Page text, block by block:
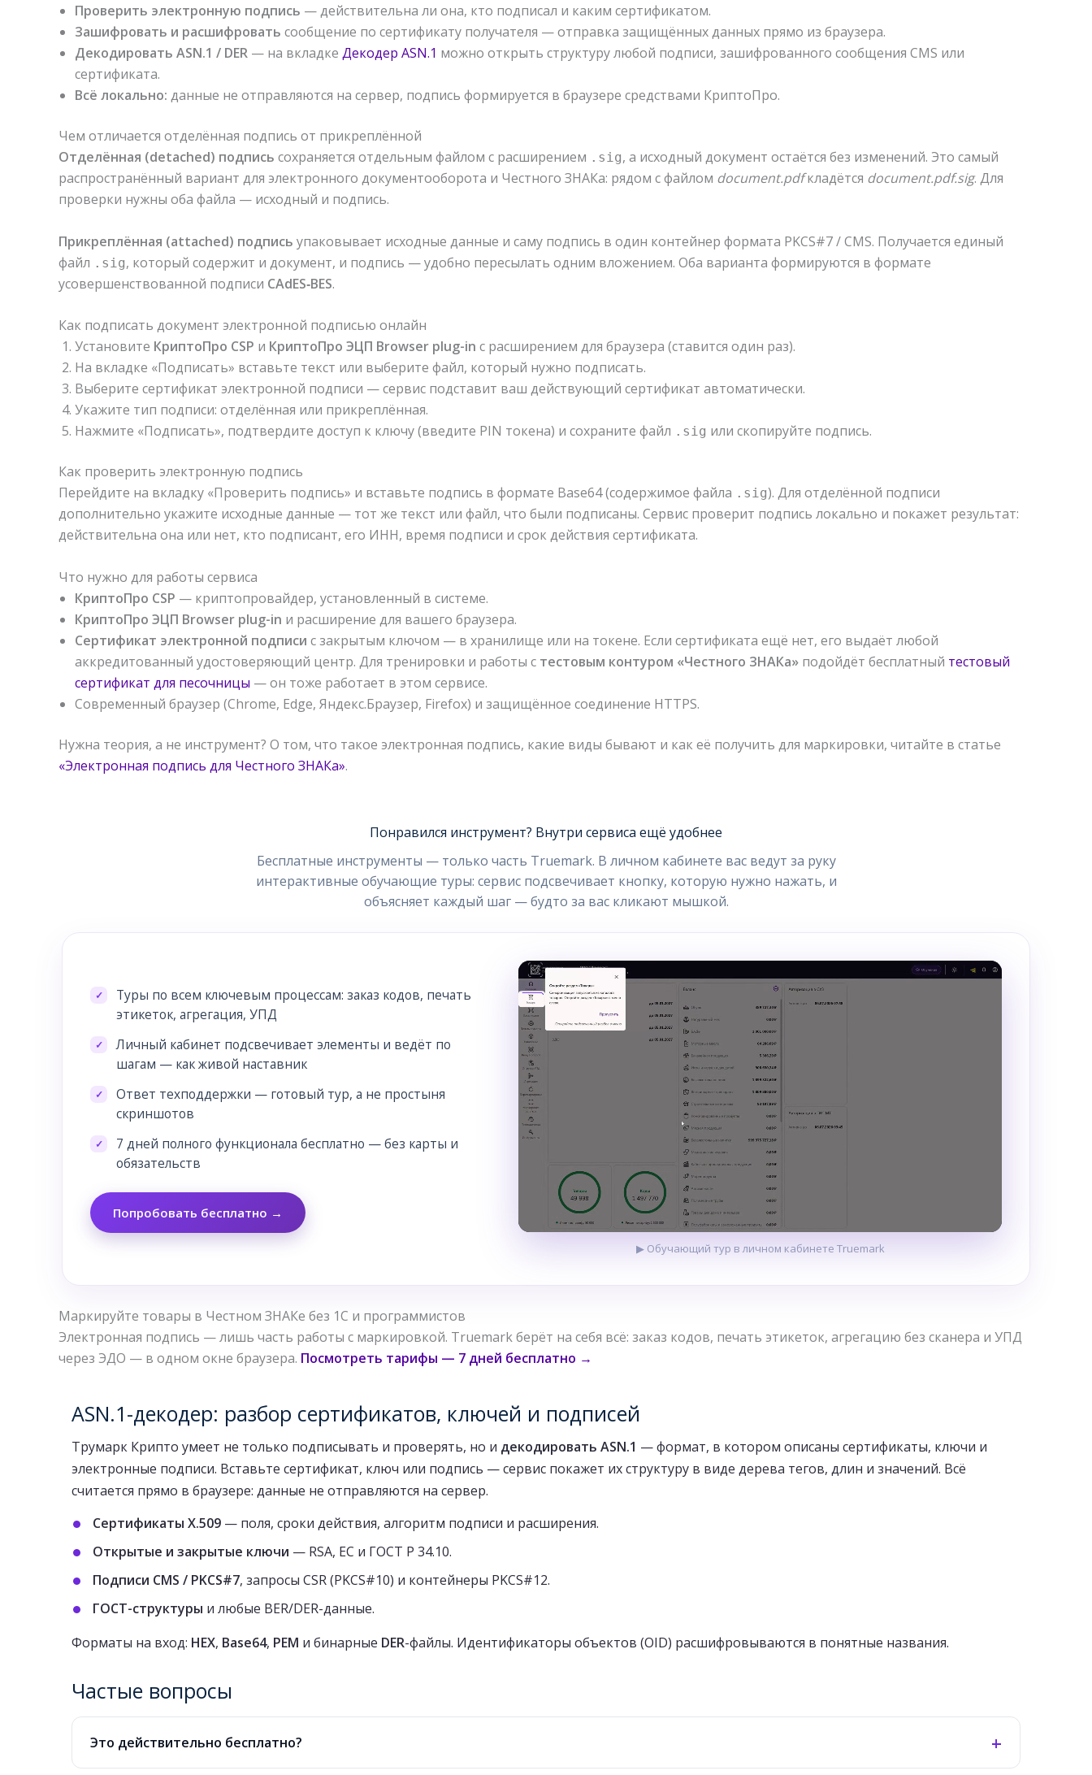
Проверить электронную подпись — действительна ли она, кто подписал и каким сертификатом.
Зашифровать и расшифровать сообщение по сертификату получателя — отправка защищённых данных прямо из браузера.
Декодировать ASN.1 / DER — на вкладке Декодер ASN.1 можно открыть структуру любой подписи, зашифрованного сообщения CMS или
сертификата.
Всё локально: данные не отправляются на сервер, подпись формируется в браузере средствами КриптоПро.
Чем отличается отделённая подпись от прикреплённой
Отделённая (detached) подпись сохраняется отдельным файлом с расширением .sig, а исходный документ остаётся без изменений. Это самый
распространённый вариант для электронного документооборота и Честного ЗНАКа: рядом с файлом document.pdfкладётся document.pdf.sig. Для
проверки нужны оба файла — исходный и подпись.
Прикреплённая (attached) подпись упаковывает исходные данные и саму подпись в один контейнер формата PKCS#7 / CMS. Получается единый
файл .sig, который содержит и документ, и подпись — удобно пересылать одним вложением. Оба варианта формируются в формате
усовершенствованной подписи CAdES‑BES.
Как подписать документ электронной подписью онлайн
Установите КриптоПро CSP и КриптоПро ЭЦП Browser plug-in с расширением для браузера (ставится один раз).
На вкладке «Подписать» вставьте текст или выберите файл, который нужно подписать.
Выберите сертификат электронной подписи — сервис подставит ваш действующий сертификат автоматически.
Укажите тип подписи: отделённая или прикреплённая.
Нажмите «Подписать», подтвердите доступ к ключу (введите PIN токена) и сохраните файл .sig или скопируйте подпись.
Как проверить электронную подпись
Перейдите на вкладку «Проверить подпись» и вставьте подпись в формате Base64 (содержимое файла .sig). Для отделённой подписи
дополнительно укажите исходные данные — тот же текст или файл, что были подписаны. Сервис проверит подпись локально и покажет результат:
действительна она или нет, кто подписант, его ИНН, время подписи и срок действия сертификата.
Что нужно для работы сервиса
КриптоПро CSP — криптопровайдер, установленный в системе.
КриптоПро ЭЦП Browser plug-in и расширение для вашего браузера.
Сертификат электронной подписи с закрытым ключом — в хранилище или на токене. Если сертификата ещё нет, его выдаёт любой
аккредитованный удостоверяющий центр. Для тренировки и работы с тестовым контуром «Честного ЗНАКа» подойдёт бесплатный тестовый
сертификат для песочницы — он тоже работает в этом сервисе.
Современный браузер (Chrome, Edge, Яндекс.Браузер, Firefox) и защищённое соединение HTTPS.
Нужна теория, а не инструмент? О том, что такое электронная подпись, какие виды бывают и как её получить для маркировки, читайте в статье
«Электронная подпись для Честного ЗНАКа».
Понравился инструмент? Внутри сервиса ещё удобнее
Бесплатные инструменты — только часть Truemark. В личном кабинете вас ведут за руку
интерактивные обучающие туры: сервис подсвечивает кнопку, которую нужно нажать, и
объясняет каждый шаг — будто за вас кликают мышкой.
Туры по всем ключевым процессам: заказ кодов, печать
этикеток, агрегация, УПД
Личный кабинет подсвечивает элементы и ведёт по
шагам — как живой наставник
Ответ техподдержки — готовый тур, а не простыня
скриншотов
7 дней полного функционала бесплатно — без карты и
обязательств
Попробовать бесплатно →
▶ Обучающий тур в личном кабинете Truemark
Маркируйте товары в Честном ЗНАКе без 1С и программистов
Электронная подпись — лишь часть работы с маркировкой. Truemark берёт на себя всё: заказ кодов, печать этикеток, агрегацию без сканера и УПД
через ЭДО — в одном окне браузера. Посмотреть тарифы — 7 дней бесплатно →
ASN.1-декодер: разбор сертификатов, ключей и подписей
Трумарк Крипто умеет не только подписывать и проверять, но и декодировать ASN.1 — формат, в котором описаны сертификаты, ключи и
электронные подписи. Вставьте сертификат, ключ или подпись — сервис покажет их структуру в виде дерева тегов, длин и значений. Всё
считается прямо в браузере: данные не отправляются на сервер.
Сертификаты X.509 — поля, сроки действия, алгоритм подписи и расширения.
Открытые и закрытые ключи — RSA, EC и ГОСТ Р 34.10.
Подписи CMS / PKCS#7, запросы CSR (PKCS#10) и контейнеры PKCS#12.
ГОСТ-структуры и любые BER/DER-данные.
Форматы на вход: HEX, Base64, PEM и бинарные DER-файлы. Идентификаторы объектов (OID) расшифровываются в понятные названия.
Частые вопросы
Это действительно бесплатно?